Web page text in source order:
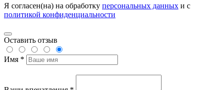
Я согласен(на) на обработку персональных данных и с
политикой конфиденциальности
Оставить отзыв
Имя *